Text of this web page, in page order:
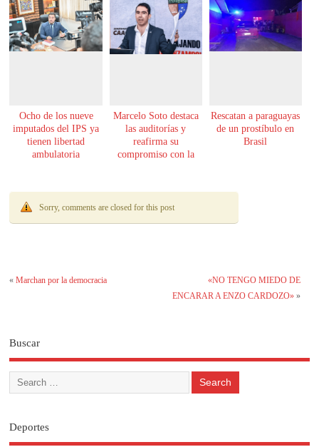
Ocho de los nueve
imputados del IPS ya
tienen libertad
ambulatoria
Marcelo Soto destaca
las auditorías y
reafirma su
compromiso con la
Rescatan a paraguayas
de un prostíbulo en
Brasil
Sorry, comments are closed for this post
«Marchan por la democracia
«NO TENGO MIEDO DE
ENCARAR A ENZO CARDOZO»»
Buscar
Deportes